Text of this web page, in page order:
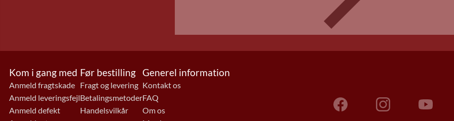
Kom i gang med
Anmeld fragtskade
Anmeld leveringsfejl
Anmeld defekt
Før bestilling
Fragt og levering
Betalingsmetoder
Handelsvilkår
Generel information
Kontakt os
FAQ
Om os